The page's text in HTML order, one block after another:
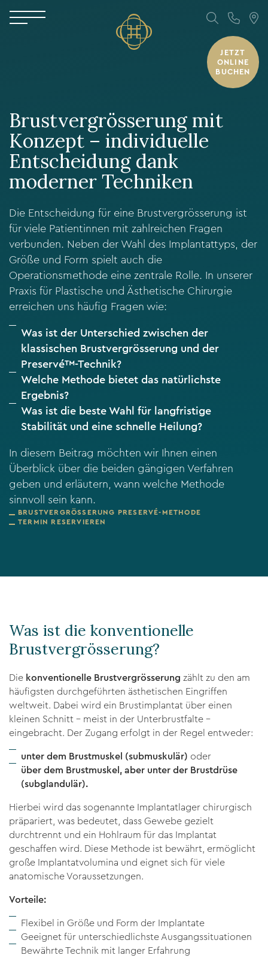
JETZT
ONLINE
BUCHEN
Brustvergrösserung mit
Konzept – individuelle
Entscheidung dank
moderner Techniken
Die Entscheidung für eine Brustvergrösserung ist
für viele Patientinnen mit zahlreichen Fragen
verbunden. Neben der Wahl des Implantattyps, der
Größe und Form spielt auch die
Operationsmethode eine zentrale Rolle. In unserer
Praxis für Plastische und Ästhetische Chirurgie
erreichen uns häufig Fragen wie:
Was ist der Unterschied zwischen der
klassischen Brustvergrösserung und der
Preservé™-Technik?
Welche Methode bietet das natürlichste
Ergebnis?
Was ist die beste Wahl für langfristige
Stabilität und eine schnelle Heilung?
In diesem Beitrag möchten wir Ihnen einen
Überblick über die beiden gängigen Verfahren
geben und erläutern, wann welche Methode
sinnvoll sein kann.
BRUSTVERGRÖSSERUNG PRESERVÉ-METHODE
TERMIN RESERVIEREN
Was ist die konventionelle
Brustvergrösserung?
Die konventionelle Brustvergrösserung zählt zu den am
häufigsten durchgeführten ästhetischen Eingriffen
weltweit. Dabei wird ein Brustimplantat über einen
kleinen Schnitt – meist in der Unterbrustfalte –
eingebracht. Der Zugang erfolgt in der Regel entweder:
unter dem Brustmuskel (submuskulär) oder
über dem Brustmuskel, aber unter der Brustdrüse
(subglandulär).
Hierbei wird das sogenannte Implantatlager chirurgisch
präpariert, was bedeutet, dass Gewebe gezielt
durchtrennt und ein Hohlraum für das Implantat
geschaffen wird. Diese Methode ist bewährt, ermöglicht
große Implantatvolumina und eignet sich für viele
anatomische Voraussetzungen.
Vorteile:
Flexibel in Größe und Form der Implantate
Geeignet für unterschiedlichste Ausgangssituationen
Bewährte Technik mit langer Erfahrung